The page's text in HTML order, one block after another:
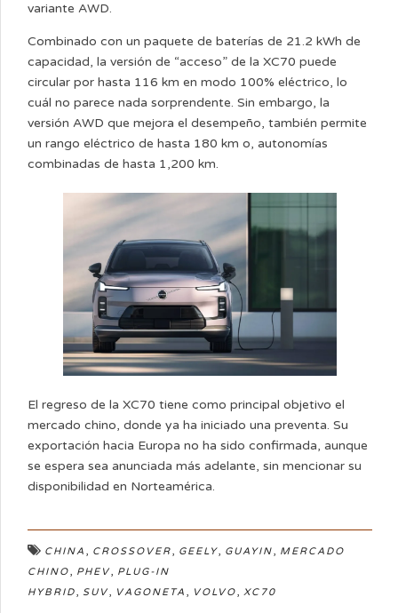
variante AWD.
Combinado con un paquete de baterías de 21.2 kWh de
capacidad, la versión de “acceso” de la XC70 puede
circular por hasta 116 km en modo 100% eléctrico, lo
cuál no parece nada sorprendente. Sin embargo, la
versión AWD que mejora el desempeño, también permite
un rango eléctrico de hasta 180 km o, autonomías
combinadas de hasta 1,200 km.
El regreso de la XC70 tiene como principal objetivo el
mercado chino, donde ya ha iniciado una preventa. Su
exportación hacia Europa no ha sido confirmada, aunque
se espera sea anunciada más adelante, sin mencionar su
disponibilidad en Norteamérica.
CHINA , CROSSOVER, GEELY, GUAYIN, MERCADO
CHINO, PHEV, PLUG-IN
HYBRID, SUV, VAGONETA , VOLVO, XC70